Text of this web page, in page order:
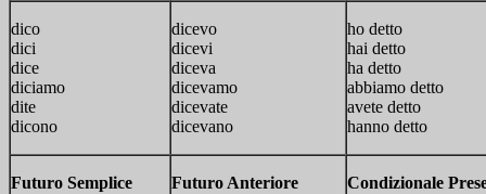
dico
dici
dice
diciamo
dite
dicono
dicevo
dicevi
diceva
dicevamo
dicevate
dicevano
ho detto
hai detto
ha detto
abbiamo detto
avete detto
hanno detto
Futuro Semplice Futuro Anteriore Condizionale